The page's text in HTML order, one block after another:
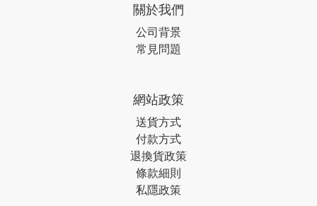
關於我們
公司背景
常見問題
網站政策
送貨方式
付款方式
退換貨政策
條款細則
私隱政策